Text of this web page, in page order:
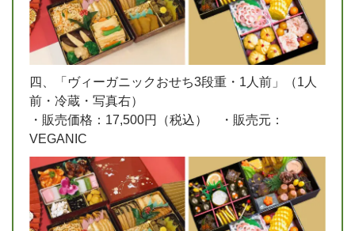
四、「ヴィーガニックおせち3段重・1人前」（1人
前・冷蔵・写真右）
・販売価格：17,500円（税込） ・販売元：
VEGANIC